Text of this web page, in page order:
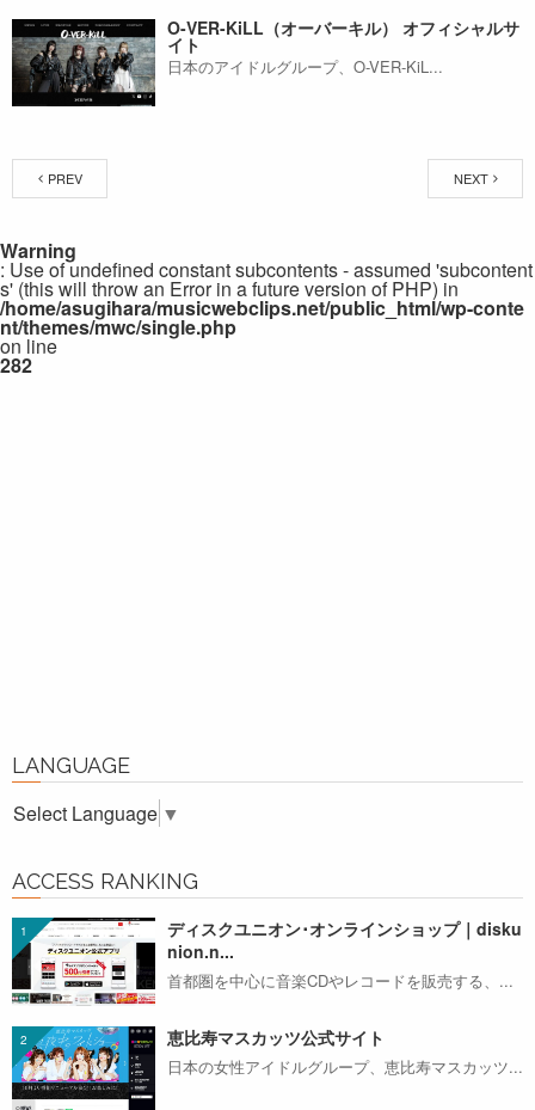
O-VER-KiLL（オーバーキル） オフィシャルサ
イト
日本のアイドルグループ、O-VER-KiL...
PREV NEXT
Warning
: Use of undefined constant subcontents - assumed 'subcontent
s' (this will throw an Error in a future version of PHP) in
/home/asugihara/musicwebclips.net/public_html/wp-conte
nt/themes/mwc/single.php
on line
282
LANGUAGE
Select Language ▼
ACCESS RANKING
ディスクユニオン･オンラインショップ｜disku
nion.n...
首都圏を中心に音楽CDやレコードを販売する、...
恵比寿マスカッツ公式サイト
日本の女性アイドルグループ、恵比寿マスカッツ...